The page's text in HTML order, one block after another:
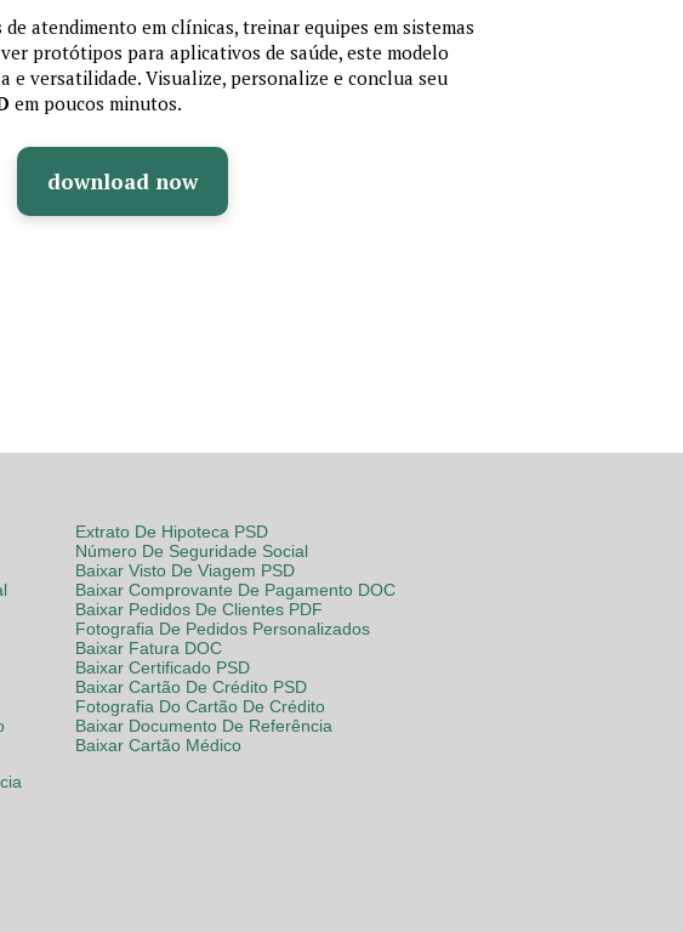
atendimento em clínicas, treinar equipes em sistemas
protótipos para aplicativos de saúde, este modelo
e versatilidade. Visualize, personalize e conclua seu
em poucos minutos.
download now
Extrato De Hipoteca PSD
Número De Seguridade Social
Baixar Visto De Viagem PSD
Baixar Comprovante De Pagamento DOC
Baixar Pedidos De Clientes PDF
Fotografia De Pedidos Personalizados
Baixar Fatura DOC
Baixar Certificado PSD
Baixar Cartão De Crédito PSD
Fotografia Do Cartão De Crédito
Baixar Documento De Referência
Baixar Cartão Médico